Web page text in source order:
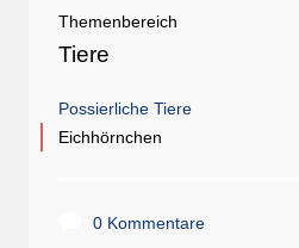
Themenbereich
Tiere
Possierliche Tiere
Eichhörnchen
0 Kommentare